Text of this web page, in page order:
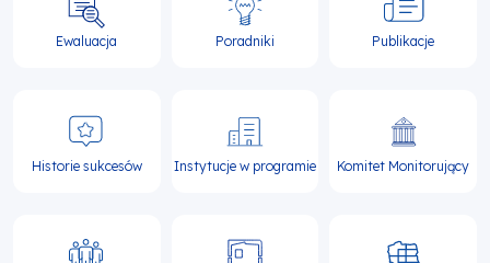
Ewaluacja Poradniki Publikacje
Historie sukcesów Instytucje w programie Komitet Monitorujący